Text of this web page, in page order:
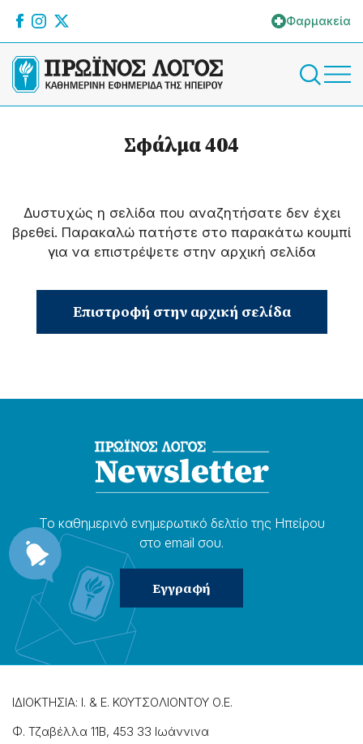
Φαρμακεία
Σφάλμα 404
Δυστυχώς η σελίδα που αναζητήσατε δεν έχει
βρεθεί. Παρακαλώ πατήστε στο παρακάτω κουμπί
για να επιστρέψετε στην αρχική σελίδα
Επιστροφή στην αρχική σελίδα
Το καθημερɩνό ενημερωτɩκό δελτίο της Ηπείρου
στο email σου.
ΙΔΙΟΚΤΗΣΙΑ: Ι. & Ε. ΚΟΥΤΣΟΛΙΟΝΤΟΥ Ο.Ε.
Φ. Τζαβέλλα 11Β, 453 33 Ιωάννɩνα